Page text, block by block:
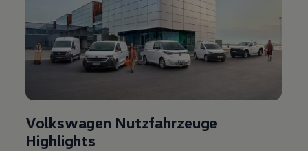
Volkswagen Nutzfahrzeuge
Highlights